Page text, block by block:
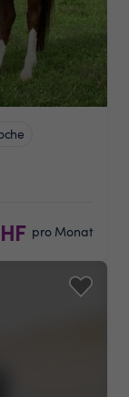
pro Monat